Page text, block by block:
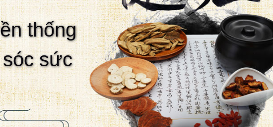
mạch
Bổ sung hỗ trợ
giấc ngủ
Bổ sung tăng
trưởng trẻ em
Bánh Ejiao
Túi trà Keo
thống
sức